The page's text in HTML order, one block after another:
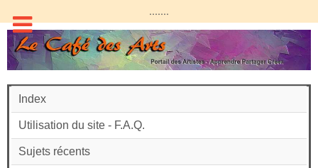
.......
Index
Utilisation du site - F.A.Q.
Sujets récents